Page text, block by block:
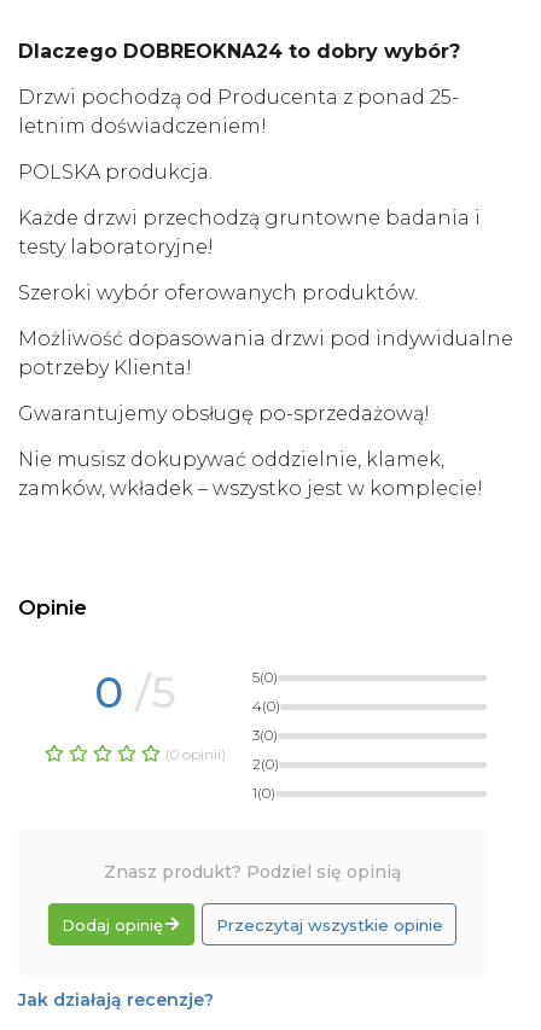
Dlaczego DOBREOKNA24 to dobry wybór?
Drzwi pochodzą od Producenta z ponad 25-
letnim doświadczeniem!
POLSKA produkcja.
Każde drzwi przechodzą gruntowne badania i
testy laboratoryjne!
Szeroki wybór oferowanych produktów.
Możliwość dopasowania drzwi pod indywidualne
potrzeby Klienta!
Gwarantujemy obsługę po-sprzedażową!
Nie musisz dokupywać oddzielnie, klamek,
zamków, wkładek – wszystko jest w komplecie!
Opinie
0 /5
(0 opinii)
5(0)
4(0)
3(0)
2(0)
1(0)
Znasz produkt? Podziel się opinią
Dodaj opinię Przeczytaj wszystkie opinie
Jak działają recenzje?